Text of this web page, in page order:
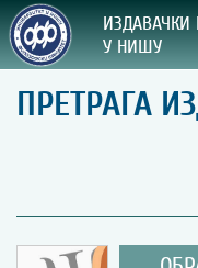
ИЗДАВАЧКИ
У НИШУ
ВРСТА
ПРЕТРАГА